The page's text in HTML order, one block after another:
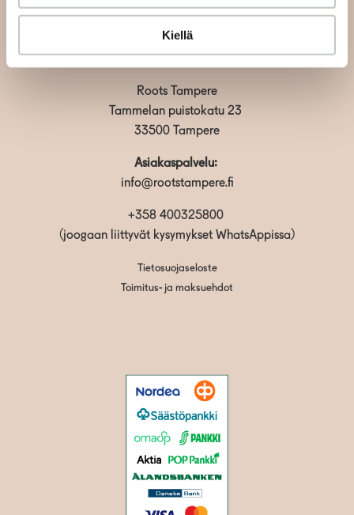
Kiellä
Roots Tampere
Tammelan puistokatu 23
33500 Tampere
Asiakaspalvelu:
info@rootstampere.fi
+358 400325800
(joogaan liittyvät kysymykset WhatsAppissa)
Tietosuojaseloste
Toimitus- ja maksuehdot